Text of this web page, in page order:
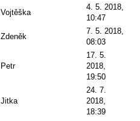
Vojtěška
4. 5. 2018,
10:47
Zdeněk
7. 5. 2018,
08:03
Petr
17. 5.
2018,
19:50
Jitka
24. 7.
2018,
18:39